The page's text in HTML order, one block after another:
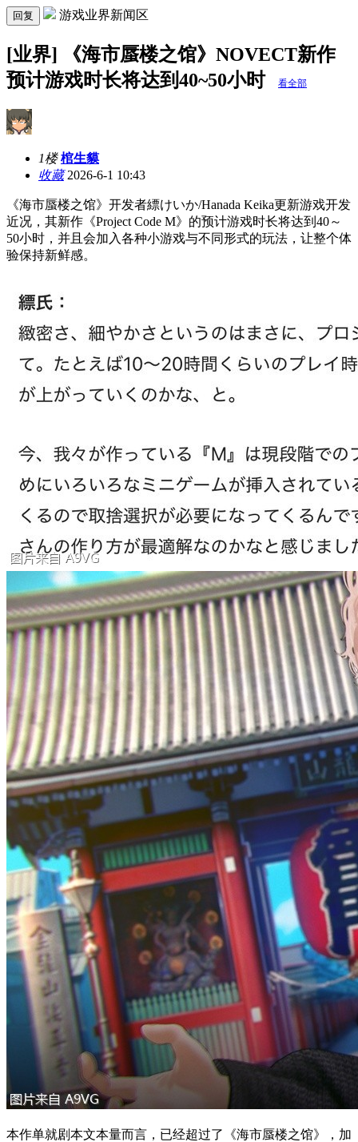
回复 游戏业界新闻区
[业界] 《海市蜃楼之馆》NOVECT新作
预计游戏时长将达到40~50小时
看全部
1楼 棺生貘
收藏2026-6-1 10:43
《海市蜃楼之馆》开发者縹けいか/Hanada Keika更新游戏开发
近况，其新作《Project Code M》的预计游戏时长将达到40～
50小时，并且会加入各种小游戏与不同形式的玩法，让整个体
验保持新鲜感。
本作单就剧本文本量而言，已经超过了《海市蜃楼之馆》，加